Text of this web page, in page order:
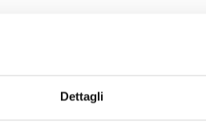
Dettagli
pisani e Joint